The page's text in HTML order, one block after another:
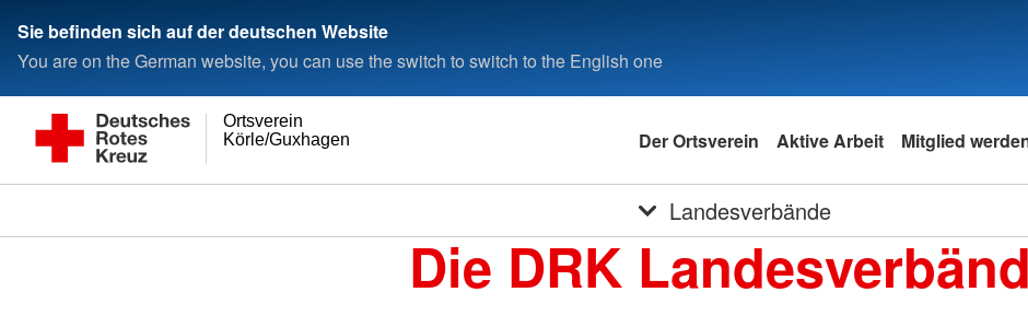
Sie befinden sich auf der deutschen Website
You are on the German website, you can use the switch to switch to the English one
Körle/Guxhagen
Ortsverein
Der Ortsverein Aktive Arbeit Mitglied
Landesverbände
Die DRK